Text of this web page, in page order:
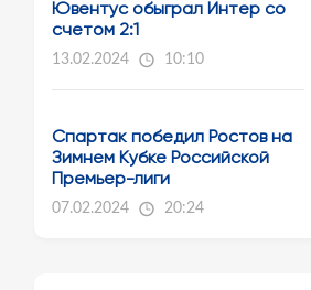
Ювентус обыграл Интер со
счетом 2:1
13.02.2024 10:10
Спартак победил Ростов на
Зимнем Кубке Российской
Премьер-лиги
07.02.2024 20:24